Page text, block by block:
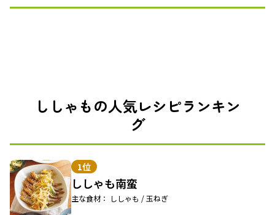
ししゃもの人気レシピランキン
グ
1位
ししゃも南蛮
主な食材： ししゃも / 玉ねぎ